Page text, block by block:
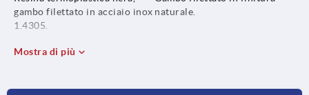
gambo filettato in acciaio inox
1.4305.
naturale.
Mostra di più